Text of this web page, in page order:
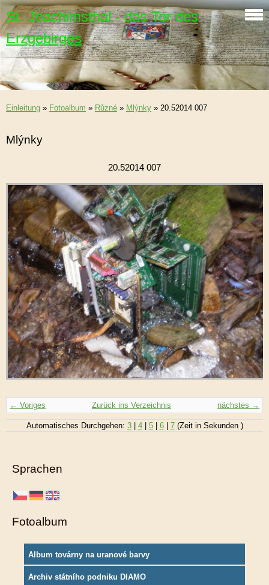
St. Joachimsthal - das Tor des
Erzgebirges
Einleitung » Fotoalbum » Různé » Mlýnky » 20.52014 007
Mlýnky
20.52014 007
← Voriges nächstes →
Zurück ins Verzeichnis
Automatisches Durchgehen: 3| 4| 5| 6| 7(Zeit in Sekunden )
Sprachen
Fotoalbum
Album továrny na uranové barvy
Archiv státního podniku DIAMO